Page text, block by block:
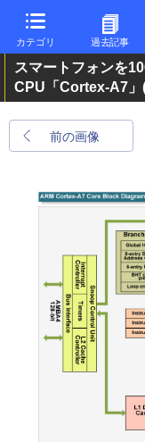
カテゴリ 過去記事
スマートフォンを
CPU「Cortex-A7」
前の画像